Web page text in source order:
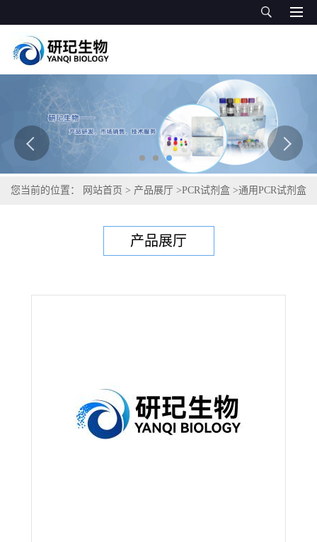
您当前的位置： 网站首页 > 产品展厅 >PCR试剂盒 >通用PCR试剂盒
产品展厅